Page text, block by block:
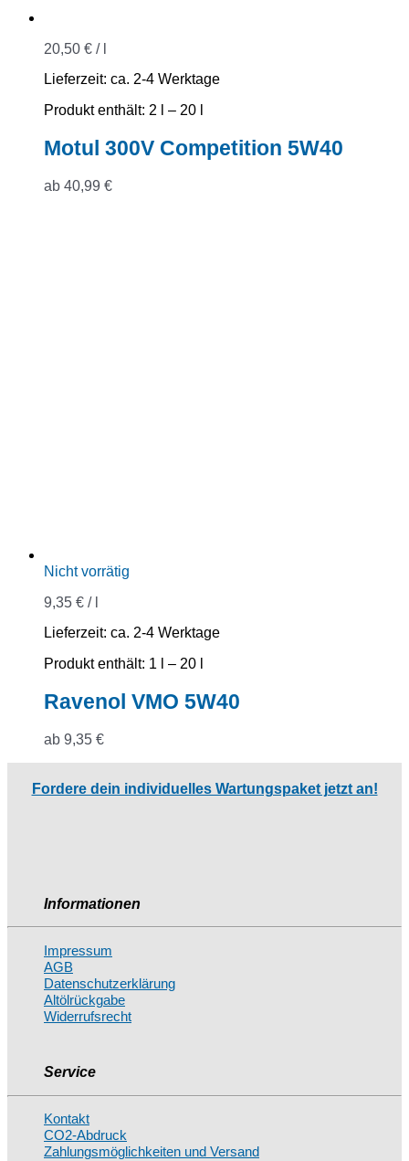
20,50 € /
Lieferzeit: ca. 2-4 Werktage
Produkt enthält: 2
– 20
Motul 300V Competition 5W40
ab 40,99 €
Nicht vorrätig
9,35 € /
Lieferzeit: ca. 2-4 Werktage
Produkt enthält: 1
– 20
Ravenol VMO 5W40
ab 9,35 €
Fordere dein individuelles Wartungspaket jetzt an!
Informationen
Impressum
AGB
Datenschutzerklärung
Altölrückgabe
Widerrufsrecht
Service
Kontakt
CO2-Abdruck
Zahlungsmöglichkeiten und Versand